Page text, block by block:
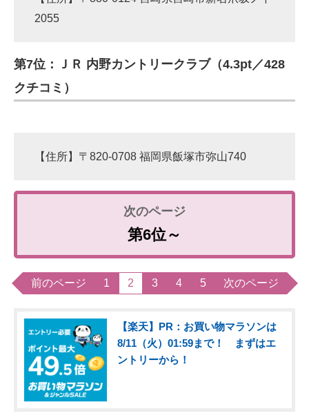
2055
第7位：ＪＲ 内野カントリークラブ（4.3pt／428
クチコミ）
【住所】〒820-0708 福岡県飯塚市弥山740
第6位～
前のページ 1 2 3 4 5 次のページ
【楽天】PR：お買い物マラソンは
8/11（火）01:59まで！ まずはエ
ントリーから！